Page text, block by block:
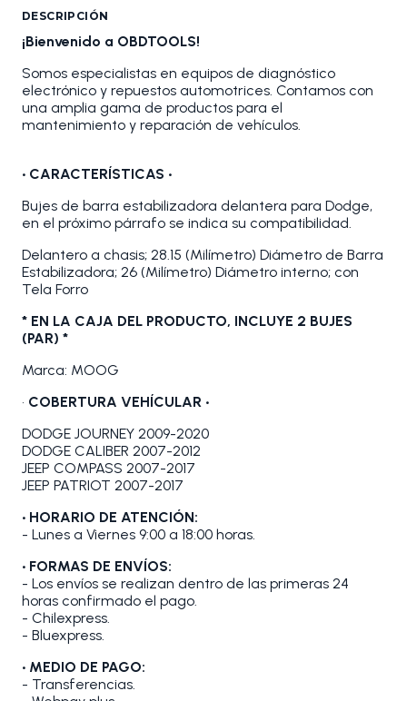
DESCRIPCIÓN
¡Bienvenido a OBDTOOLS!
Somos especialistas en equipos de diagnóstico
electrónico y repuestos automotrices. Contamos con
una amplia gama de productos para el
mantenimiento y reparación de vehículos.
• CARACTERÍSTICAS •
Bujes de barra estabilizadora delantera para Dodge,
en el próximo párrafo se indica su compatibilidad.
Delantero a chasis; 28.15 (Milímetro) Diámetro de Barra
Estabilizadora; 26 (Milímetro) Diámetro interno; con
Tela Forro
* EN LA CAJA DEL PRODUCTO, INCLUYE 2 BUJES
(PAR) *
Marca: MOOG
• COBERTURA VEHÍCULAR •
DODGE JOURNEY 2009-2020
DODGE CALIBER 2007-2012
JEEP COMPASS 2007-2017
JEEP PATRIOT 2007-2017
• HORARIO DE ATENCIÓN:
- Lunes a Viernes 9:00 a 18:00 horas.
• FORMAS DE ENVÍOS:
- Los envíos se realizan dentro de las primeras 24
horas confirmado el pago.
- Chilexpress.
- Bluexpress.
• MEDIO DE PAGO:
- Transferencias.